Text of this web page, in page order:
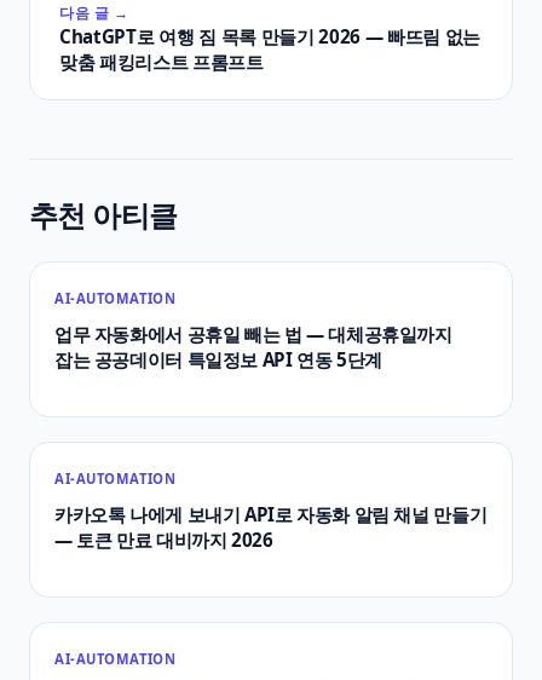
다음 글 →
ChatGPT로 여행 짐 목록 만들기 2026 — 빠뜨림 없는
맞춤 패킹리스트 프롬프트
추천 아티클
AI-AUTOMATION
업무 자동화에서 공휴일 빼는 법 — 대체공휴일까지
잡는 공공데이터 특일정보 API 연동 5단계
AI-AUTOMATION
카카오톡 나에게 보내기 API로 자동화 알림 채널 만들기
— 토큰 만료 대비까지 2026
AI-AUTOMATION